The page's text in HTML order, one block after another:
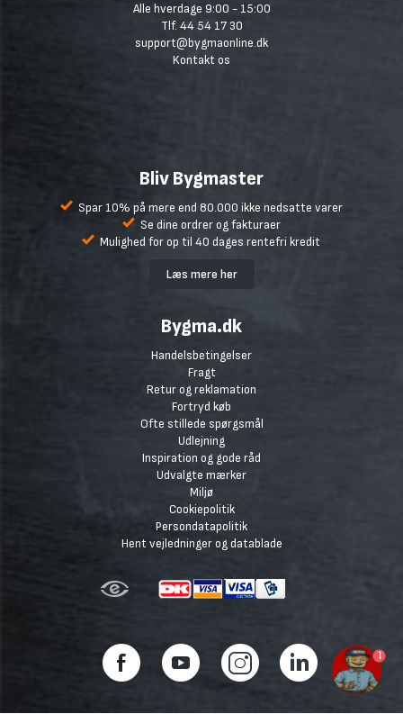
Alle hverdage 9:00 - 15:00
Tlf. 44 54 17 30
support@bygmaonline.dk
Kontakt os
Bliv Bygmaster
Spar 10% på mere end 80.000 ikke nedsatte varer
Se dine ordrer og fakturaer
Mulighed for op til 40 dages rentefri kredit
Læs mere her
Bygma.dk
Handelsbetingelser
Fragt
Retur og reklamation
Fortryd køb
Ofte stillede spørgsmål
Udlejning
Inspiration og gode råd
Udvalgte mærker
Miljø
Cookiepolitik
Persondatapolitik
Hent vejledninger og datablade
1